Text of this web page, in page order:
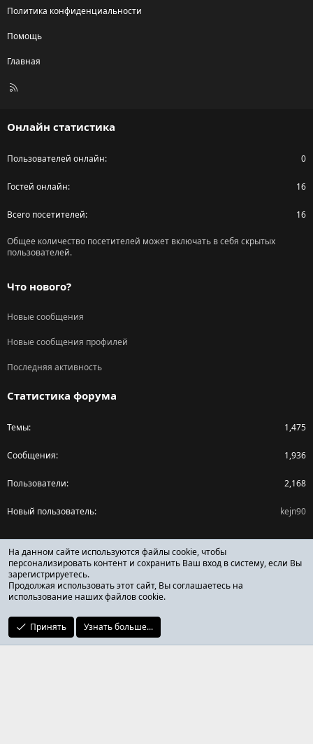
Политика конфиденциальности
Помощь
Главная
R
Онлайн статистика
Пользователей онлайн 0
Гостей онлайн 16
Всего посетителей 16
Общее количество посетителей может включать в себя скрытых
пользователей.
Что нового?
Новые сообщения
Новые сообщения профилей
Последняя активность
Статистика форума
Темы 1,475
Сообщения 1,936
Пользователи 2,168
Новый пользователь kejn90
Поделиться страницей
Facebook
X (Twitter)
Reddit
ОТЗЫВЫ ОНЛАЙН ФОРУМ
На данном сайте используются файлы cookie, чтобы
персонализировать контент и сохранить Ваш вход в систему, если Вы
зарегистрируетесь.
Продолжая использовать этот сайт, Вы соглашаетесь на
использование наших файлов cookie.
Принять Узнать больше...